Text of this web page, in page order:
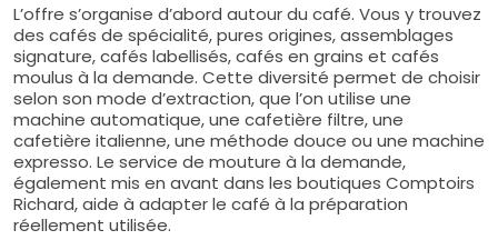
L’offre s’organise d’abord autour du café. Vous y trouvez
des cafés de spécialité, pures origines, assemblages
signature, cafés labellisés, cafés en grains et cafés
moulus à la demande. Cette diversité permet de choisir
selon son mode d’extraction, que l’on utilise une
machine automatique, une cafetière filtre, une
cafetière italienne, une méthode douce ou une machine
expresso. Le service de mouture à la demande,
également mis en avant dans les boutiques Comptoirs
Richard, aide à adapter le café à la préparation
réellement utilisée.